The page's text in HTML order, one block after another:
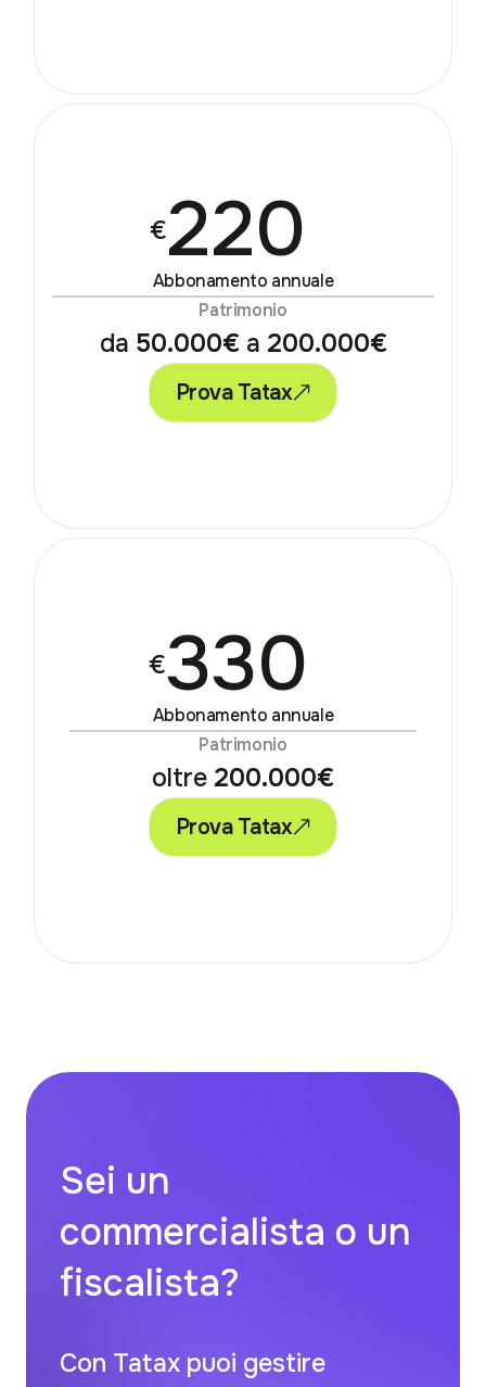
€220
Abbonamento annuale
Patrimonio
da 50.000€ a 200.000€
Prova Tatax
€330
Abbonamento annuale
Patrimonio
oltre 200.000€
Prova Tatax
Sei un
commercialista o un
fiscalista?
Con Tatax puoi gestire